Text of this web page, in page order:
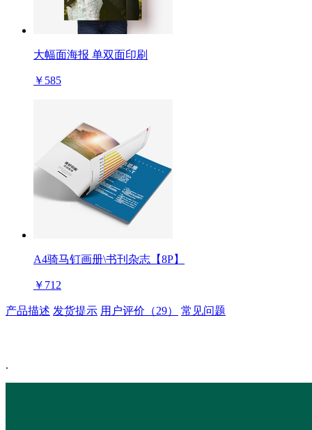
大幅面海报 单双面印刷
￥585
A4骑马钉画册\书刊杂志【8P】
￥712
产品描述 发货提示 用户评价（29） 常见问题
.